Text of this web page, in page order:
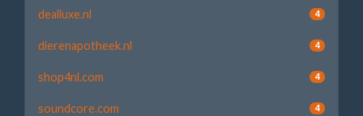
dealluxe.nl 4
dierenapotheek.nl 4
shop4nl.com 4
soundcore.com 4